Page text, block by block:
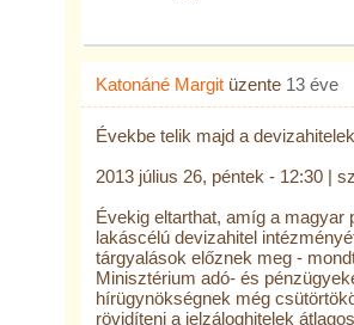
Katonáné Margit üzente 13 éve
Évekbe telik majd a
2013 július 26, péntek - 12:30 |
Évekig eltarthat, amíg a
lakáscélú devizahitel
tárgyalások előznek meg -
Minisztérium adó- és
hírügynökségnek még
rövidíteni a jelzáloghitelek